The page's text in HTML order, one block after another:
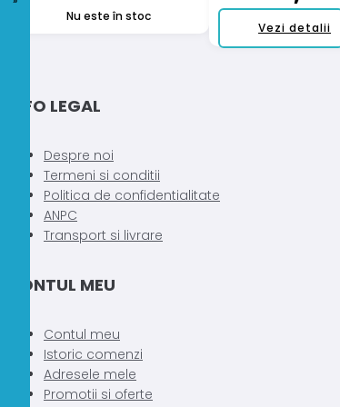
Nu este în stoc
Vezi detalii
INFO LEGAL
Despre noi
Termeni si conditii
Politica de confidentialitate
ANPC
Transport si livrare
CONTUL MEU
Contul meu
Istoric comenzi
Adresele mele
Promotii si oferte